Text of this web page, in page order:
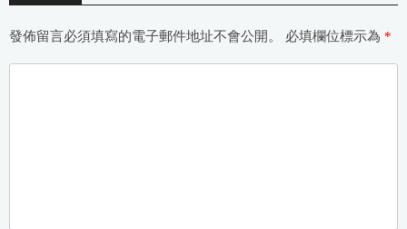
發佈留言必須填寫的電子郵件地址不會公開。 必填欄位標示為 *